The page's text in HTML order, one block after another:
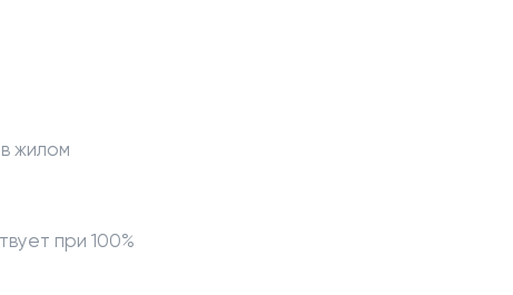
жилом
при 100%